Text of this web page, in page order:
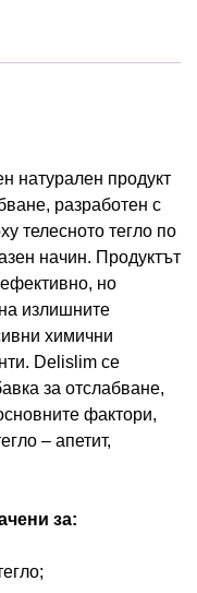
натурален продукт
разработен с
телесното тегло по
начин. Продуктът
но
излишните
химични
Delislim се
за отслабване,
фактори,
– апетит,
за: